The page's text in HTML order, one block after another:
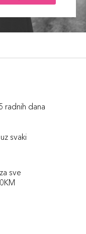
radnih dana
svaki
sve